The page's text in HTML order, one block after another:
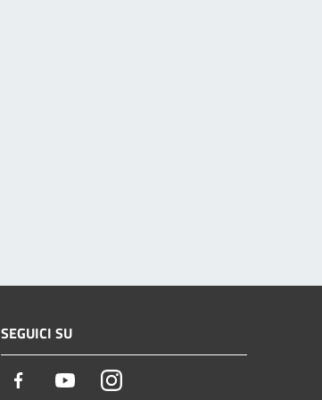
SEGUICI SU
Facebook YoutubeInstagram